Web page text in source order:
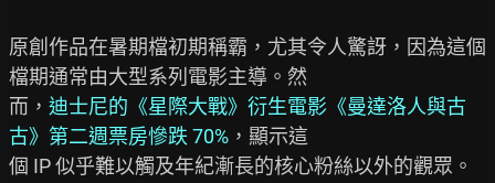
原創作品在暑期檔初期稱霸，尤其令人驚訝，因為這個
檔期通常由大型系列電影主導。然
而， 迪士尼的《星際大戰》衍生電影《曼達洛人與古
古》第二週票房慘跌 70% ，顯示這
個 IP 似乎難以觸及年紀漸長的核心粉絲以外的觀眾。